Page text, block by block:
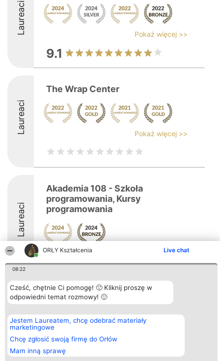
ORŁY Kształcenia Live chat
08:22
Cześć, chętnie Ci pomogę! 🙂 Kliknij proszę w
odpowiedni temat rozmowy! 🙂
Jestem Laureatem, chcę odebrać materiały
marketingowe
Chcę zgłosić swoją firmę do Orłów
Mam inną sprawę
Laureaci Pokaż więcej >>
9.1
Laureaci
The Wrap Center
Pokaż więcej >>
Laureaci
Akademia 108 - Szkoła
programowania, Kursy
programowania
Organizator plebiscytu
Bright Side Solutions sp. z o.
o. sp. k.
ul. Ruska 22
Wrocław 50-079
KRS 0000749100 | Regon
381313360 | NIP 8943132676
+48 508 492 400
Plebiscyt
Laureaci
Lista
wszystkich
Laureatów
Regulamin
Polityka
Kontakt